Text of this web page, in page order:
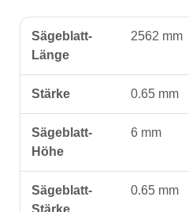
Sägeblatt-
Länge
2562 mm
Stärke 0.65 mm
Sägeblatt-
Höhe
6 mm
Sägeblatt-
Stärke
0.65 mm